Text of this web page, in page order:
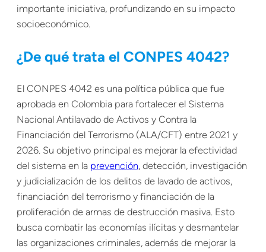
importante iniciativa, profundizando en su impacto
socioeconómico.
¿De qué trata el CONPES 4042?
El CONPES 4042 es una política pública que fue
aprobada en Colombia para fortalecer el Sistema
Nacional Antilavado de Activos y Contra la
Financiación del Terrorismo (ALA/CFT) entre 2021 y
2026. Su objetivo principal es mejorar la efectividad
del sistema en la prevención, detección, investigación
y judicialización de los delitos de lavado de activos,
financiación del terrorismo y financiación de la
proliferación de armas de destrucción masiva. Esto
busca combatir las economías ilícitas y desmantelar
las organizaciones criminales, además de mejorar la